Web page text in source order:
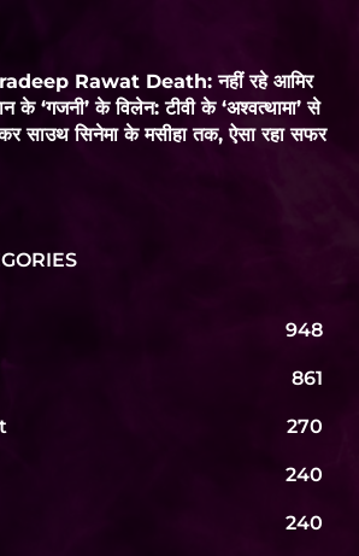
Rawat Death: नहीं रहे आमिर
के ‘गजनी’ के विलेन: टीवी के ‘अश्वत्थामा’ से
साउथ सिनेमा के मसीहा तक, ऐसा रहा सफर
948
861
270
240
240